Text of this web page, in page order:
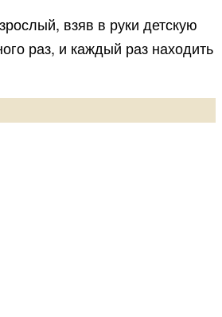
взяв в руки детскую
раз, и каждый раз находить